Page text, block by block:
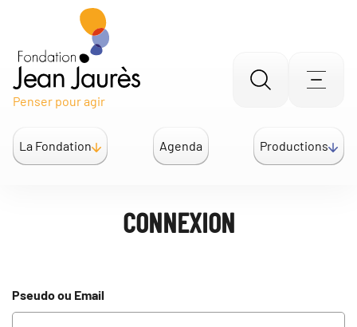
Gestion des traceurs
Penser pour agir
Aller
la
recherche
La Fondation Agenda Productions
CONNEXION
Pseudo ou Email